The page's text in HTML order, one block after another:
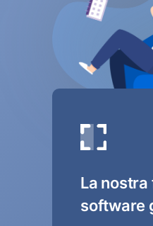
La
software